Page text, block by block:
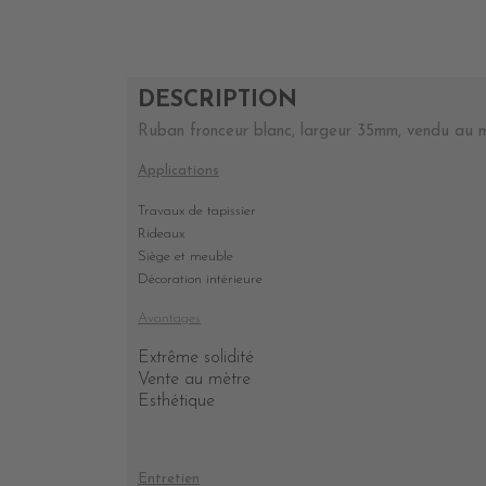
DESCRIPTION
Ruban fronceur blanc, largeur 35mm, vendu au
Applications
Travaux de tapissier
Rideaux
Siège et meuble
Décoration intérieure
Avantages
Extrême solidité
Vente au mètre
Esthétique
Entretien